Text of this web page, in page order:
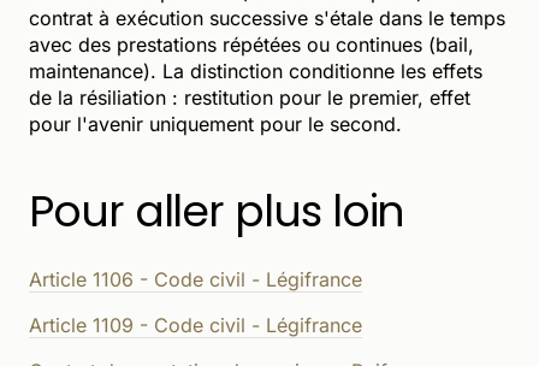
contrat à exécution successive s'étale dans le temps
avec des prestations répétées ou continues (bail,
maintenance). La distinction conditionne les effets
de la résiliation : restitution pour le premier, effet
pour l'avenir uniquement pour le second.
Pour aller plus loin
Article 1106 - Code civil - Légifrance
Article 1109 - Code civil - Légifrance